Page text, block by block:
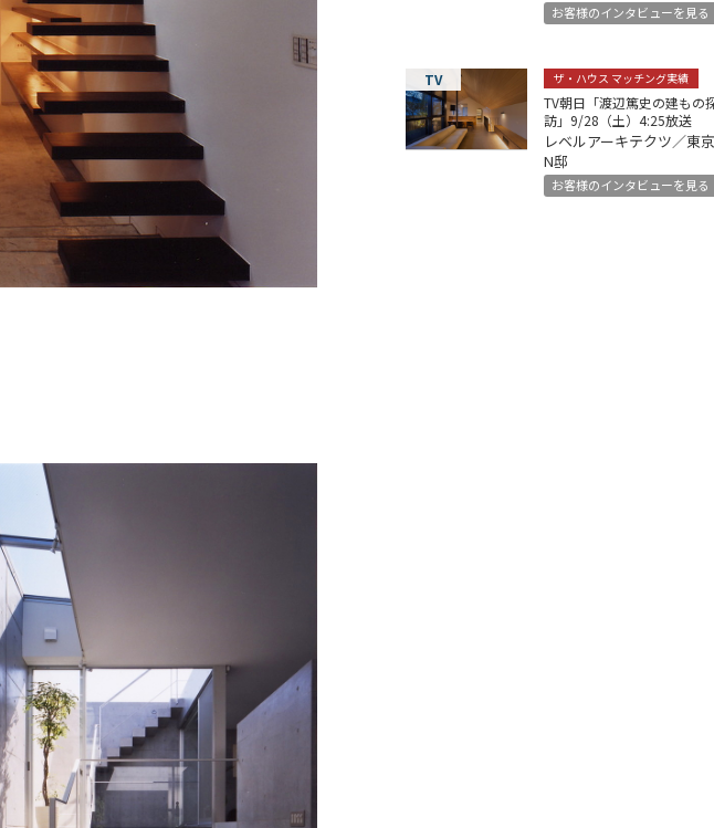
お客様のインタビューを見る
TV ザ・ハウス マッチング実績
TV朝日「渡辺篤史の建もの
訪」9/28（土）4:25放送
レベルアーキテクツ／東
N邸
お客様のインタビューを見る